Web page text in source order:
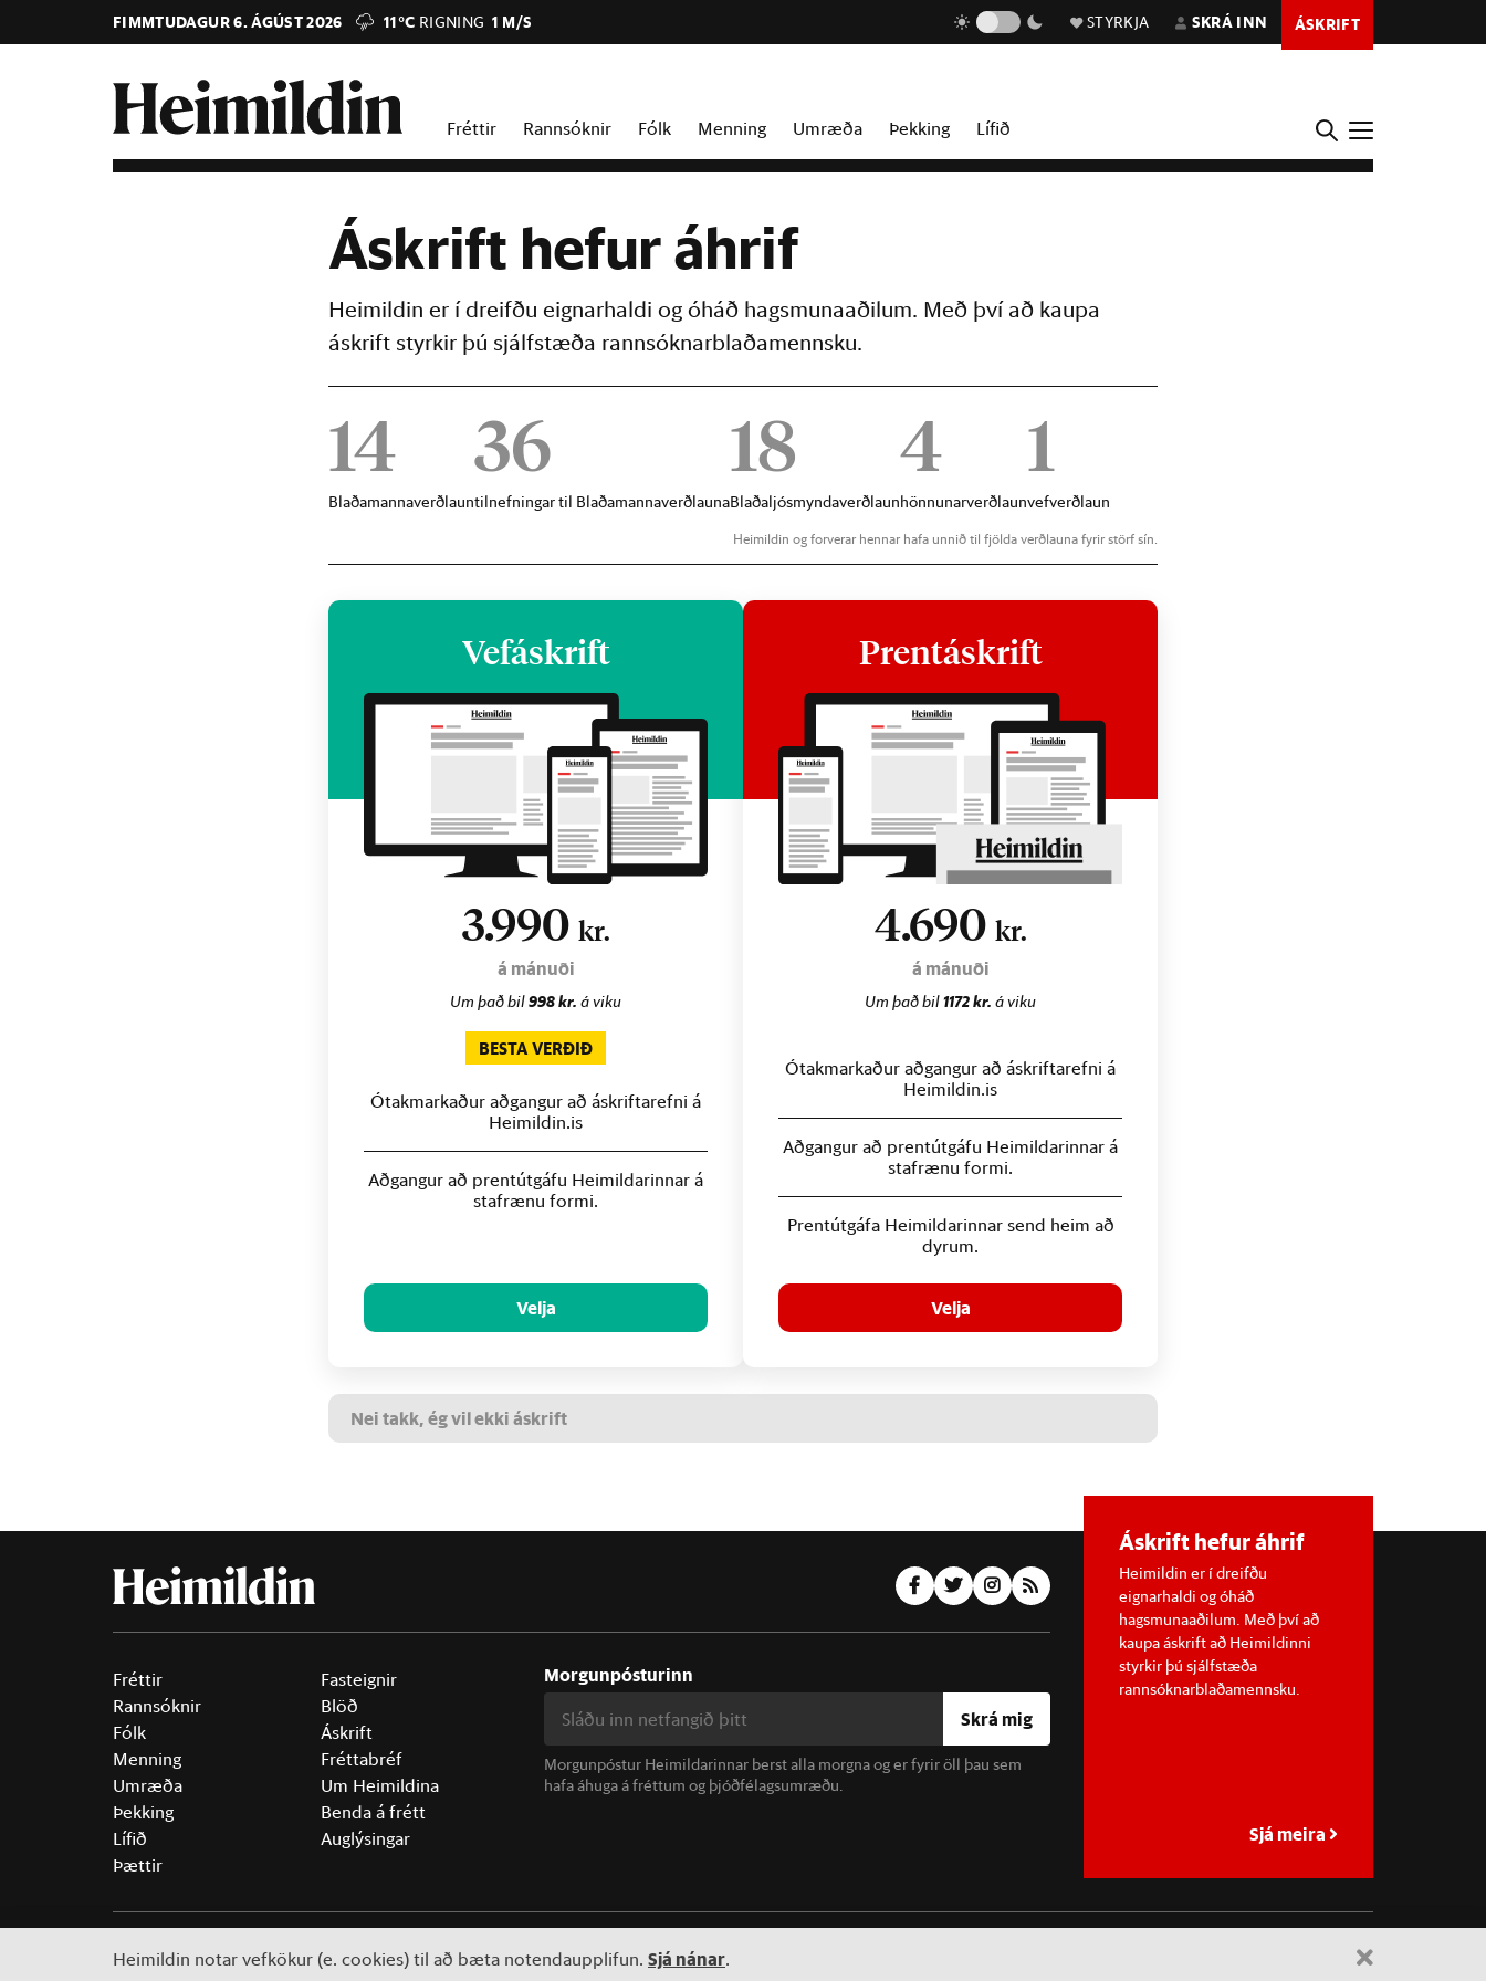
FIMMTUDAGUR 6. ÁGÚST 2026 11°C RIGNING 1 M/S STYRKJA SKRÁ INN ÁSKRIFT
Fréttir Rannsóknir Fólk Menning Umræða Þekking Lífið
Áskrift hefur áhrif
Heimildin er í dreifðu eignarhaldi og óháð hagsmunaaðilum. Með því að kaupa
áskrift styrkir þú sjálfstæða rannsóknarblaðamennsku.
14
Blaðamannaverðlaun
36
tilnefningar til Blaðamannaverðlauna
18
Blaðaljósmyndaverðlaun
4
hönnunarverðlaun
1
vefverðlaun
Heimildin og forverar hennar hafa unnið til fjölda verðlauna fyrir störf sín.
Vefáskrift
3.990 kr.
á mánuði
Um það bil998 kr. á viku
BESTA VERÐIÐ
Ótakmarkaður aðgangur að áskriftarefni á
Heimildin.is
Aðgangur að prentútgáfu Heimildarinnar á
stafrænu formi.
Velja
Prentáskrift
4.690 kr.
á mánuði
Um það bil1172 kr. á viku
Ótakmarkaður aðgangur að áskriftarefni á
Heimildin.is
Aðgangur að prentútgáfu Heimildarinnar á
stafrænu formi.
Prentútgáfa Heimildarinnar send heim að
dyrum.
Velja
Nei takk, ég vil ekki áskrift
Fréttir
Rannsóknir
Fólk
Menning
Umræða
Þekking
Lífið
Þættir
Fasteignir
Blöð
Áskrift
Fréttabréf
Um Heimildina
Benda á frétt
Auglýsingar
Morgunpósturinn
Skrá mig
Morgunpóstur Heimildarinnar berst alla morgna og er fyrir öll þau sem
hafa áhuga á fréttum og þjóðfélagsumræðu.
Áskrift hefur áhrif
Heimildin er í dreifðu
eignarhaldi og óháð
hagsmunaaðilum. Með því að
kaupa áskrift að Heimildinni
styrkir þú sjálfstæða
rannsóknarblaðamennsku.
Sjá meira
Heimildin notar vefkökur (e. cookies) til að bæta notendaupplifun. Sjá nánar.